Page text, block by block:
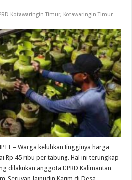
Kotawaringin Timur, Kotawaringin Timur
– Warga keluhkan tingginya harga
Rp 45 ribu per tabung. Hal ini terungkap
dilakukan anggota DPRD Kalimantan
Seruyan Jainudin Karim di Desa